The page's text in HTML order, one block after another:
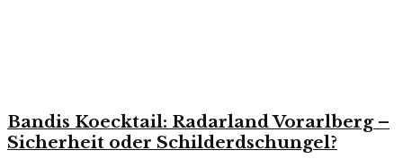
Bandis Koecktail: Radarland Vorarlberg –
Sicherheit oder Schilderdschungel?